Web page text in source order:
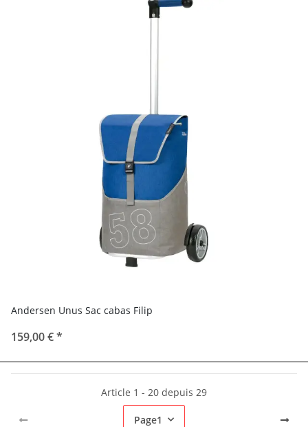
Andersen Unus Sac cabas Filip
159,00 €*
Article 1 - 20 depuis 29
Page1